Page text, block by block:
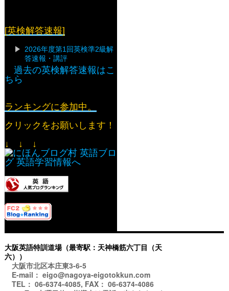
[英検解答速報]
2026年度第1回英検準2級解
答速報・講評
過去の英検解答速報はこ
ちら
ランキングに参加中。
クリックをお願いします！
↓ ↓ ↓
大阪英語特訓道場（最寄駅：天神橋筋六丁目（天
六））
大阪市北区本庄東3-6-5
E-mail： eigo@nagoya-eigotokkun.com
TEL： 06-6374-4085, FAX： 06-6374-4086